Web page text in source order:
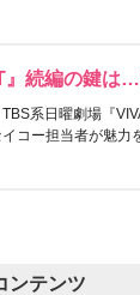
』続編の鍵は
系日曜劇場『
コー担当者が魅力
ンテンツ